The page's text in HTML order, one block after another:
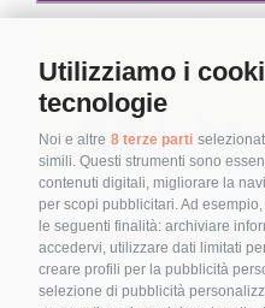
Utilizziamo i
tecnologie
Noi e altre 8 terze parti
simili. Questi strumenti sono
contenuti digitali, migliorare la
per scopi pubblicitari. Ad
le seguenti finalità: archiviare
accedervi, utilizzare dati limitati
creare profili per la pubblicità
selezione di pubblicità